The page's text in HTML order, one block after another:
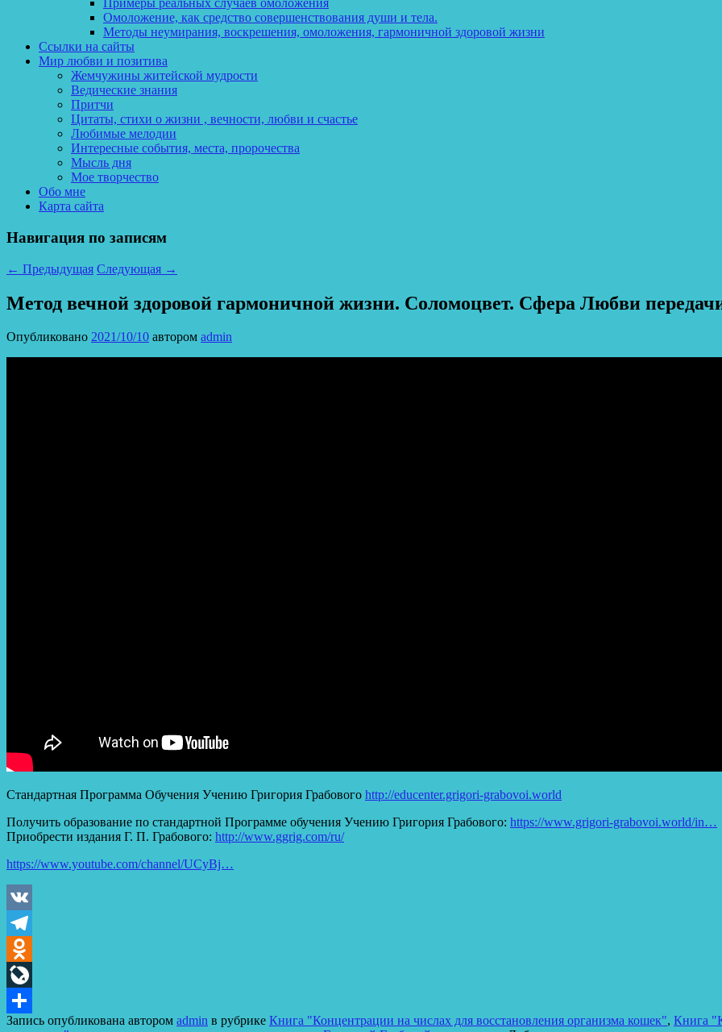
Примеры реальных случаев омоложения
Омоложение, как средство совершенствования души и тела.
Методы неумирания, воскрешения, омоложения, гармоничной здоровой жизни
Ссылки на сайты
Мир любви и позитива
Жемчужины житейской мудрости
Ведические знания
Притчи
Цитаты, стихи о жизни , вечности, любви и счастье
Любимые мелодии
Интересные события, места, пророчества
Мысль дня
Мое творчество
Обо мне
Карта сайта
Навигация по записям
← Предыдущая Следующая →
Метод вечной здоровой гармоничной жизни. Соломоцвет. Сфера Любви
Опубликовано 2021/10/10 автором admin
Стандартная Программа Обучения Учению Григория Грабового http://educenter.grigori-grabovoi.world
Получить образование по стандартной Программе обучения Учению Григория Грабового: https://www.grigori-grabovoi.world/in…
Приобрести издания Г. П. Грабового: http://www.ggrig.com/ru/
https://www.youtube.com/channel/UCyBj…
VK
Telegram
Odnoklassniki
LiveJournal
Отправить
Запись опубликована автором admin в рубрике Книга "Концентрации на числах для восстановления организма кошек", Книга